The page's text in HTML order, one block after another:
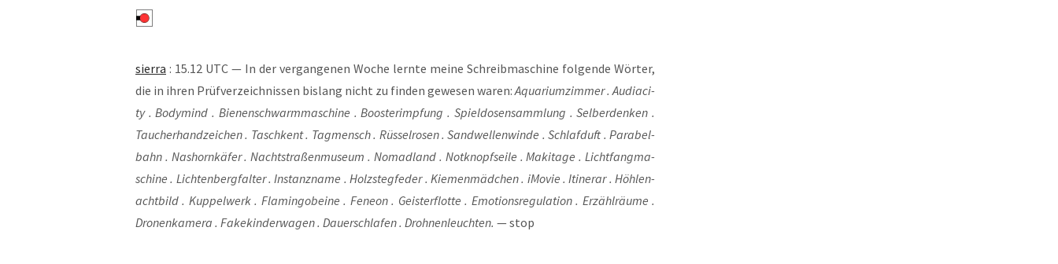
sier­ra : 15.12 UTC — In der ver­gan­ge­nen Woche lern­te mei­ne Schreib­ma­schi­ne fol­gen­de Wör­ter,
die in ihren Prüf­ver­zeich­nis­sen bis­lang nicht zu fin­den gewe­sen waren:Aqua­ri­um­zim­mer . Audia­ci­
ty . Body­mind . Bie­nen­schwarm­ma­schi­ne . Boos­ter­imp­fung . Spiel­do­sen­samm­lung . Sel­ber­den­ken .
Tau­cher­hand­zei­chen . Tasch­kent . Tag­mensch . Rüs­sel­ro­sen . Sand­wel­len­win­de . Schlaf­duft . Para­bel­
bahn . Nas­horn­kä­fer . Nacht­stra­ßen­mu­se­um . Nomad­land . Not­knopf­sei­le . Maki­ta­ge . Licht­fang­ma­
schi­ne . Lich­ten­berg­fal­ter . Instanz­na­me . Holz­steg­fe­der . Kie­men­mäd­chen . iMo­vie . Itin­erar . Höh­le­n­
acht­bild . Kup­pel­werk . Fla­min­go­bei­ne . Fene­on . Geis­ter­flot­te . Emo­ti­ons­re­gu­la­ti­on . Erzähl­räu­me .
Dro­nen­ka­me­ra . Fake­kin­der­wa­gen . Dau­er­schla­fen . Droh­nen­leuch­ten. — stop